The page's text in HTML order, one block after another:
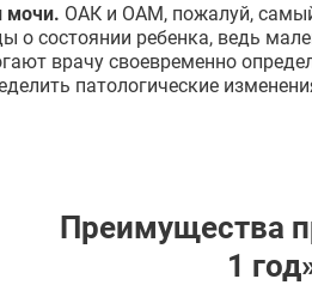
мочи. ОАК и ОАМ, пожалуй,
о состоянии ребенка, ведь
врачу своевременно
патологические
Преимущества
1